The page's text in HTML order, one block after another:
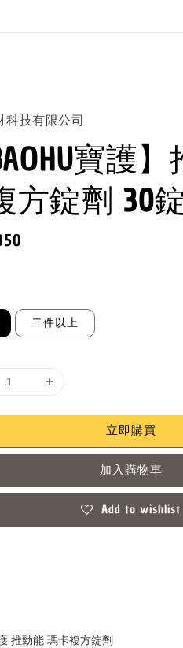
科技有限公司
寶護
方錠劑 30
二件以上
立即購買
加入購物車
Add to wishlist
推勁能 瑪卡複方錠劑